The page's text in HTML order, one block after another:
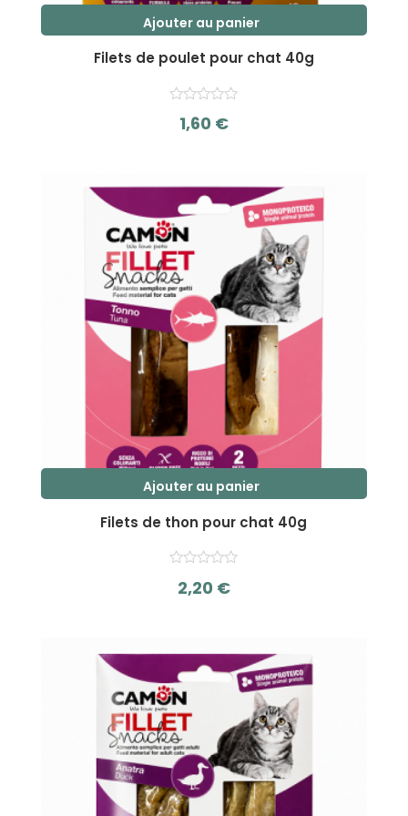
Ajouter au panier
Filets de poulet pour chat 40g
r
1,60 €
Ajouter au panier
Filets de thon pour chat 40g
2,20 €